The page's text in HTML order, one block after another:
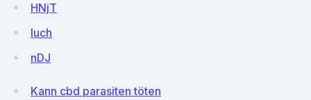
HNjT
luch
nDJ
Kann cbd parasiten töten